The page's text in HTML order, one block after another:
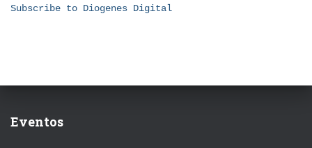
Subscribe to Diogenes Digital
Eventos